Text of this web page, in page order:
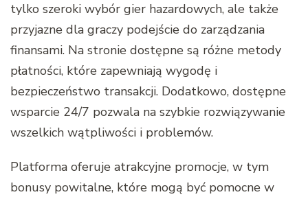
tylko szeroki wybór gier hazardowych, ale także
przyjazne dla graczy podejście do zarządzania
finansami. Na stronie dostępne są różne metody
płatności, które zapewniają wygodę i
bezpieczeństwo transakcji. Dodatkowo, dostępne
wsparcie 24/7 pozwala na szybkie rozwiązywanie
wszelkich wątpliwości i problemów.
Platforma oferuje atrakcyjne promocje, w tym
bonusy powitalne, które mogą być pomocne w